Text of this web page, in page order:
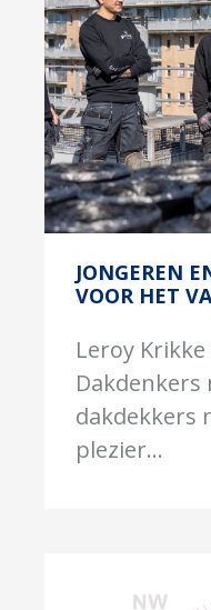
JONGEREN
VOOR HET
Leroy
dakdekkers
plezier...